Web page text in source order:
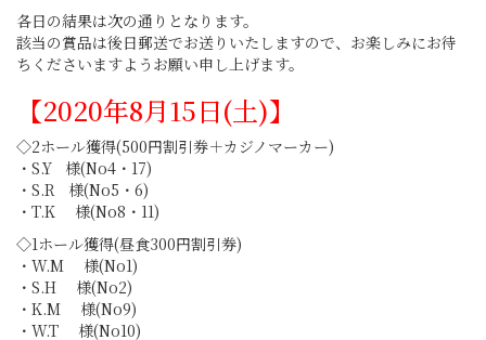
各日の結果は次の通りとなります。
該当の賞品は後日郵送でお送りいたしますので、お楽しみにお待
ちくださいますようお願い申し上げます。
【2020年8月15日(土)】
◇2ホール獲得(500円割引券＋カジノマーカー)
・S.Y 様(No4・17)
・S.R 様(No5・6)
・T.K 様(No8・11)
◇1ホール獲得(昼食300円割引券)
・W.M 様(No1)
・S.H 様(No2)
・K.M 様(No9)
・W.T 様(No10)